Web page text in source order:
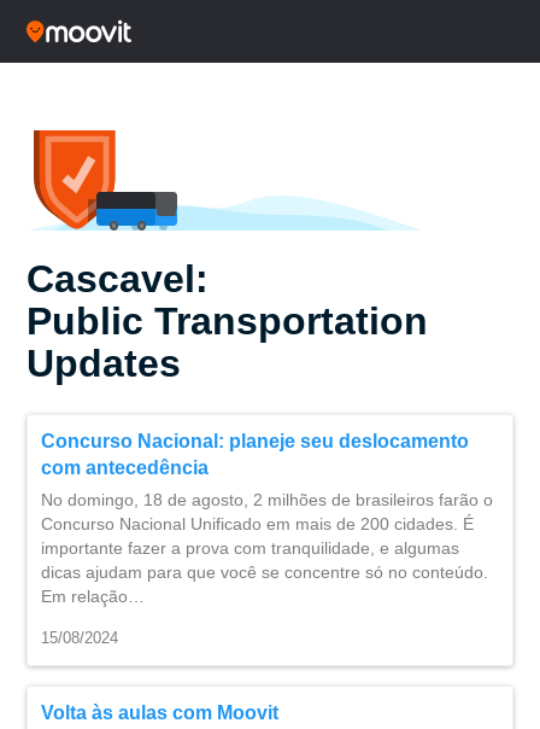
Cascavel:
Public Transportation
Updates
Concurso Nacional: planeje seu deslocamento
com antecedência
No domingo, 18 de agosto, 2 milhões de brasileiros farão o
Concurso Nacional Unificado em mais de 200 cidades. É
importante fazer a prova com tranquilidade, e algumas
dicas ajudam para que você se concentre só no conteúdo.
Em relação…
15/08/2024
Volta às aulas com Moovit